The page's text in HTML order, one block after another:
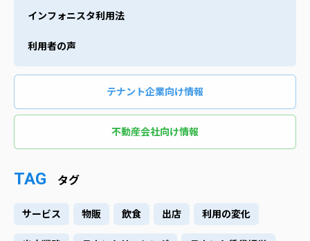
インフォニスタ利用法
利用者の声
テナント企業向け情報
不動産会社向け情報
TAG タグ
サービス 物販 飲食 出店 利用の変化